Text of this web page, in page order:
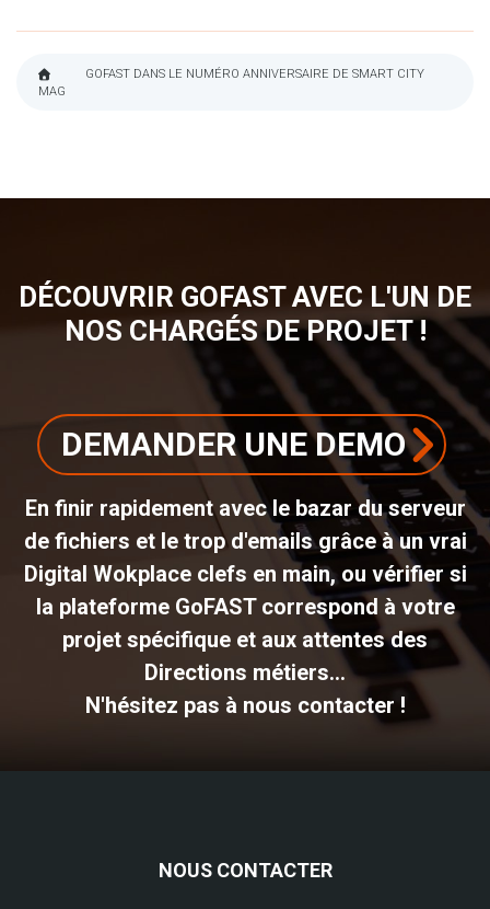
FIL
GOFAST DANS LE NUMÉRO ANNIVERSAIRE DE SMART CITY
MAG
DÉCOUVRIR GOFAST AVEC L'UN DE
NOS CHARGÉS DE PROJET !
DEMANDER UNE DEMO
En finir rapidement avec le bazar du serveur
de fichiers et le trop d'emails grâce à un vrai
Digital Wokplace clefs en main, ou vérifier si
la plateforme GoFAST correspond à votre
projet spécifique et aux attentes des
Directions métiers...
N'hésitez pas à nous contacter !
NOUS CONTACTER